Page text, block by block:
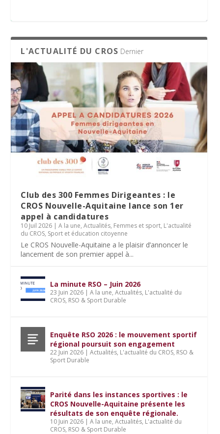
Le Village des Sports 2026 : dix jours de
partage et d’engagement
La minute RSO – Mai 2026
SPORT DATING 2026 : une matinée dédiée
à l’emploi et aux métiers du sport
L'ACTUALITÉ DU CROS Dernier
Club des 300 Femmes Dirigeantes : le
CROS Nouvelle-Aquitaine lance son 1er
appel à candidatures
10 Juil 2026 |A la une,Actualités, Femmes et sport, L'actualité
du CROS, Sport et éducation citoyenne
Le CROS Nouvelle-Aquitaine a le plaisir d’annoncer le
lancement de son premier appel à...
La minute RSO – Juin 2026
23 Juin 2026 |A la une,Actualités, L'actualité du
CROS, RSO & Sport Durable
Enquête RSO 2026 : le mouvement sportif
régional poursuit son engagement
22 Juin 2026 |Actualités, L'actualité du CROS, RSO &
Sport Durable
Parité dans les instances sportives : le
CROS Nouvelle-Aquitaine présente les
résultats de son enquête régionale.
10 Juin 2026 |A la une,Actualités, L'actualité du
CROS, RSO & Sport Durable